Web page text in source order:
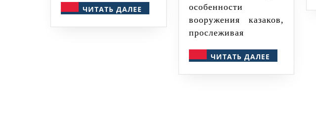
ЧИТАТЬ ДАЛЕЕ
ДАЛЕЕ
особенности
вооружения казаков,
прослеживая
ЧИТАТЬ ДАЛЕЕ
ДАЛЕЕ